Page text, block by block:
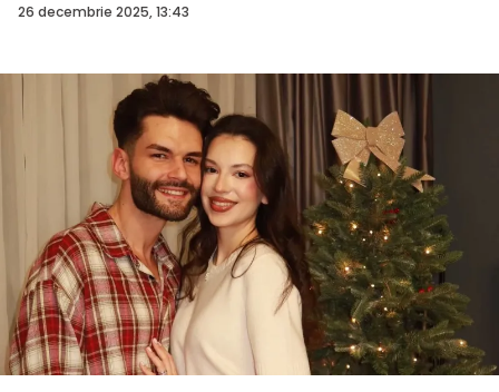
26 decembrie 2025, 13:43